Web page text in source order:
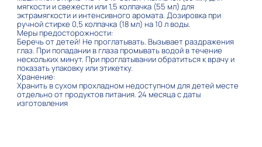
мягкости и свежести или 1,5 колпачка (55 мл) для
эктрамягкости и интенсивного аромата. Дозировка при
ручной стирке 0,5 колпачка (18 мл) на 10 л воды.
Меры предосторожности:
Беречь от детей! Не проглатывать. Вызывает раздражения
глаз. При попадании в глаза промывать водой в течение
нескольких минут. При проглатывании обратиться к врачу и
показать упаковку или этикетку.
Хранение:
Хранить в сухом прохладном недоступном для детей месте
отдельно от продуктов питания. 24 месяца с даты
изготовления